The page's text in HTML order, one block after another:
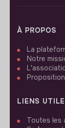
À PROPOS
La
Notre
LIENS
Toutes les